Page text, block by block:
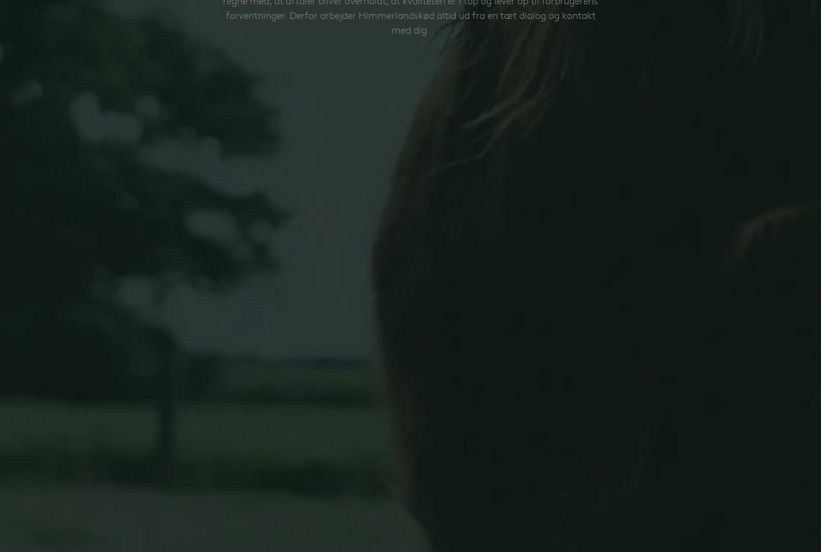
forventninger. Derfor arbejder Himmerlandskød altid ud fra en tæt dialog og kontakt
med dig.
lange transporter. Udover at højne dyrevelfærden, gavner det også
kødets kvalitet.